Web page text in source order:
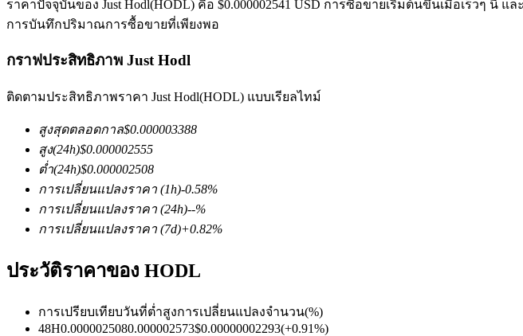
ฟิวเจอร์ส COIN-M
ฟิวเจอร์สสกุลเงินดิจิทัล
TradFi
ราคาปัจจุบันของ Just Hodl(HODL) คือ $0.000002541 USD การซื้อขายเริ่มต้นขึ้นเมื่อเร็วๆ
การบันทึกปริมาณการซื้อขายที่เพียงพอ
กราฟประสิทธิภาพ Just Hodl
ติดตามประสิทธิภาพราคา Just Hodl(HODL) แบบเรียลไทม์
สูงสุดตลอดกาล$0.000003388
สูง(24h)$0.000002555
ต่ำ(24h)$0.000002508
การเปลี่ยนแปลงราคา (1h)-0.58%
การเปลี่ยนแปลงราคา (24h)--%
การเปลี่ยนแปลงราคา (7d)+0.82%
ประวัติราคาของ HODL
การเปรียบเทียบวันที่ต่ำสูงการเปลี่ยนแปลงจำนวน(%)
48H0.0000025080.000002573$0.00000002293(+0.91%)